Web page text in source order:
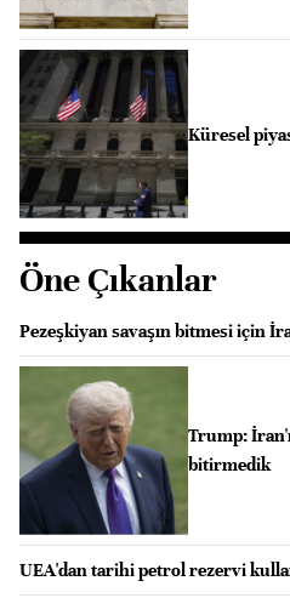
Küresel
Öne Çıkanlar
Pezeşkiyan savaşın bitmesi için
Trump:
bitirmedik
UEA'dan tarihi petrol rezervi